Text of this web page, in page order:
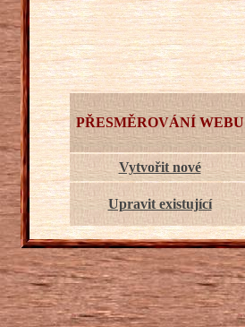
PŘESMĚROVÁNÍ WEBU
Vytvořit nové
Upravit existující